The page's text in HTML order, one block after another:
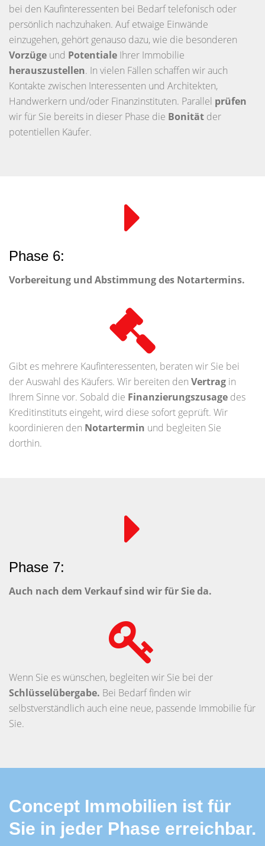
bei den Kaufinteressenten bei Bedarf telefonisch oder
persönlich nachzuhaken. Auf etwaige Einwände
einzugehen, gehört genauso dazu, wie die besonderen
Vorzüge und Potentiale Ihrer Immobilie
herauszustellen. In vielen Fällen schaffen wir auch
Kontakte zwischen Interessenten und Architekten,
Handwerkern und/oder Finanzinstituten. Parallel prüfen
wir für Sie bereits in dieser Phase die Bonität der
potentiellen Käufer.
Phase 6:
Vorbereitung und Abstimmung des Notartermins.
Gibt es mehrere Kaufinteressenten, beraten wir Sie bei
der Auswahl des Käufers. Wir bereiten den Vertrag in
Ihrem Sinne vor. Sobald die Finanzierungszusage des
Kreditinstituts eingeht, wird diese sofort geprüft. Wir
koordinieren den Notartermin und begleiten Sie
dorthin.
Phase 7:
Auch nach dem Verkauf sind wir für Sie da.
Wenn Sie es wünschen, begleiten wir Sie bei der
Schlüsselübergabe. Bei Bedarf finden wir
selbstverständlich auch eine neue, passende Immobilie für
Sie.
Concept Immobilien ist für
Sie in jeder Phase erreichbar.